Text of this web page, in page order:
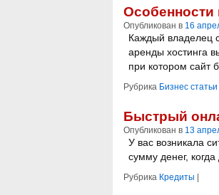
Особенности
Опубликован в 16
Каждый владелец
аренды хостинга
при котором сайт
Рубрика Бизнес статьи
Быстрый
Опубликован в 13
У вас возникала
сумму денег,
Рубрика Кредиты |